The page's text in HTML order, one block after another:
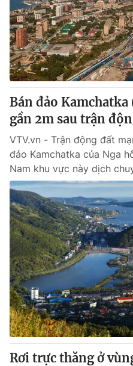
VTV Sức khoẻ
Thị trường 24h
VTV4
VTV9
Liên hệ tòa soạn
THỜI BÁO VTV
Theo dõi báo trên
Cơ quan chủ quản:
Đài
Cơ quan báo chí:Thời báo VTV
Giấy phép hoạt động báo in và
cấp ngày 29/12/2023
Tổng Biên tập:Vũ Thanh Thủy
Phó Tổng Biên tập:Nguyễn Thị
Bán đảo
gần 2m sau trận
VTV.vn - Trận động đất
đảo Kamchatka của Nga
Nam khu vực này dịch
Rơi trực thăng ở